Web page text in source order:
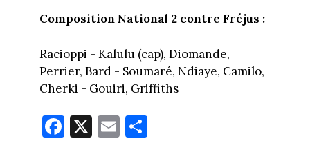
Composition National 2 contre Fréjus :
Racioppi - Kalulu (cap), Diomande,
Perrier, Bard - Soumaré, Ndiaye, Camilo,
Cherki - Gouiri, Griffiths
Fa X E Pa